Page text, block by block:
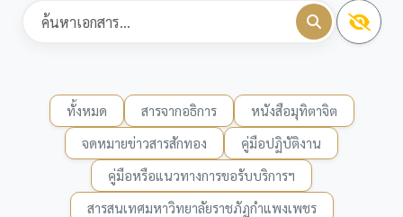
ทั้งหมด สารจากอธิการ
หนังสือมุทิตาจิต
จดหมายข่าวสารสักทอง
คู่มือปฏิบัติงาน
คู่มือหรือแนวทางการขอรับบริการฯ
สารสนเทศมหาวิทยาลัยราชภัฏกำแพงเพชร